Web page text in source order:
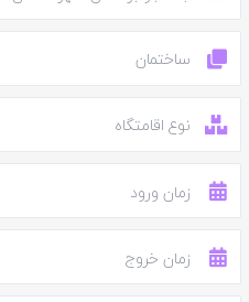
ساختمان
نوع اقامتگاه